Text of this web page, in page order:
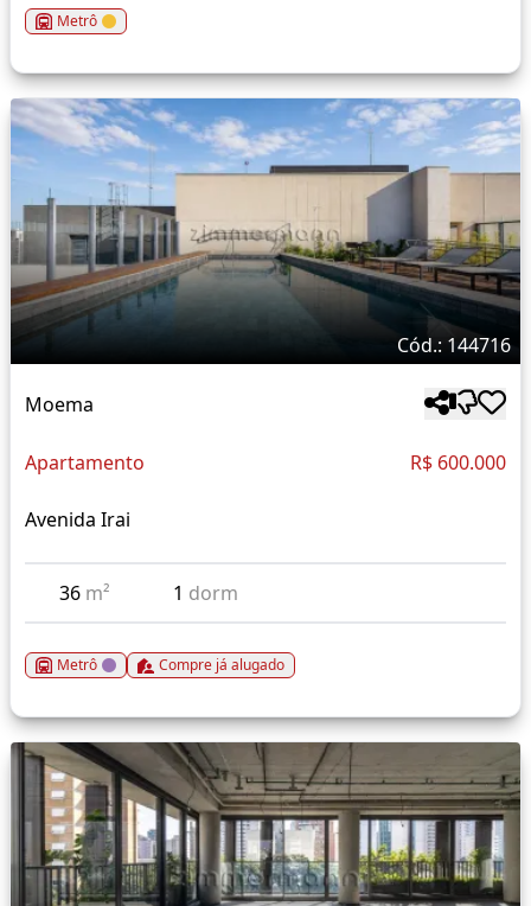
Metrô
Cód.: 144716
Moema
Apartamento R$ 600.000
Avenida Irai
36 m² 1 dorm
Metrô Compre já alugado